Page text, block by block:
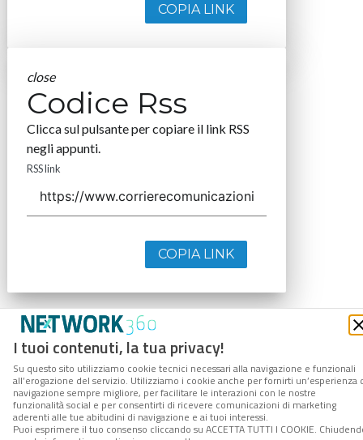
I tuoi contenuti, la tua privacy!
Su questo sito utilizziamo cookie tecnici necessari alla navigazione e funzionali
all’erogazione del servizio. Utilizziamo i cookie anche per fornirti un’esperienza
navigazione sempre migliore, per facilitare le interazioni con le nostre
funzionalità social e per consentirti di ricevere comunicazioni di marketing
aderenti alle tue abitudini di navigazione e ai tuoi interessi.
Puoi esprimere il tuo consenso cliccando su ACCETTA TUTTI I COOKIE.
COPIA LINK
close
Codice Rss
Clicca sul pulsante per copiare il link RSS
negli appunti.
RSS link
COPIA LINK